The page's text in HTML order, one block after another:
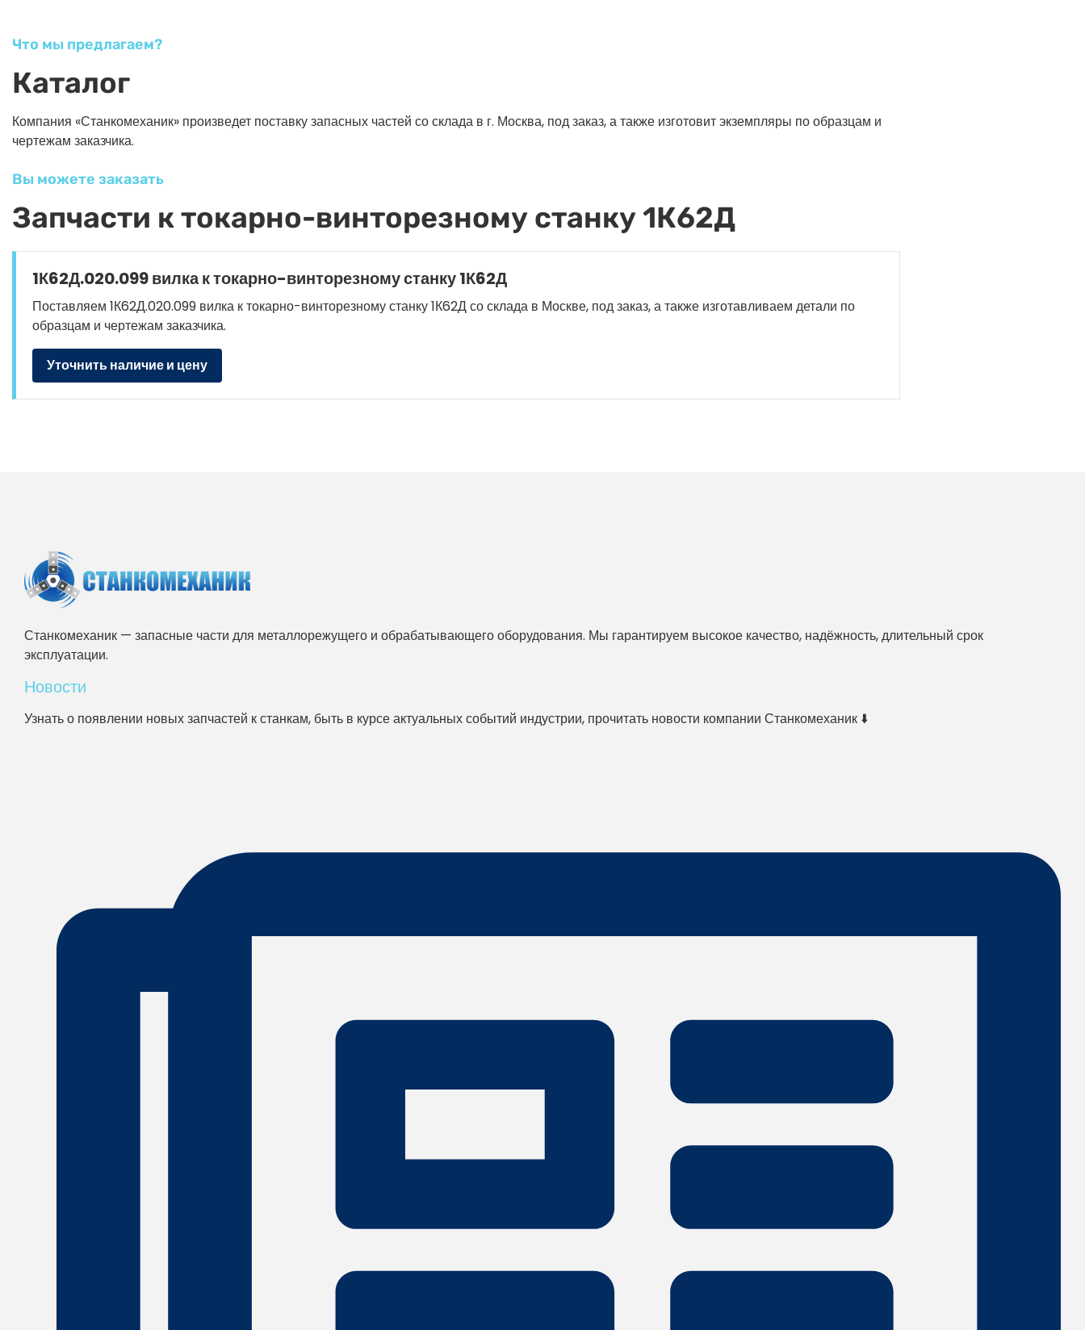
Что мы предлагаем?
Каталог
Компания «Станкомеханик» произведет поставку запасных частей со склада в г. Москва, под заказ, а также изготовит экземпляры по образцам и
чертежам заказчика.
Вы можете заказать
Запчасти к токарно-винторезному станку 1К62Д
1К62Д.020.099 вилка к токарно-винторезному станку 1К62Д
Поставляем 1К62Д.020.099 вилка к токарно-винторезному станку 1К62Д со склада в Москве, под заказ, а также изготавливаем детали по
образцам и чертежам заказчика.
Уточнить наличие и цену
Станкомеханик — запасные части для металлорежущего и обрабатывающего оборудования. Мы гарантируем высокое качество, надёжность, длительный срок
эксплуатации.
Новости
Узнать о появлении новых запчастей к станкам, быть в курсе актуальных событий индустрии, прочитать новости компании Станкомеханик ⬇️